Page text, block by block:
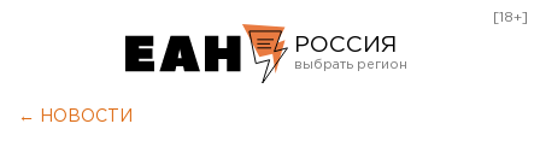
РОССИЯ
[18+]
← НОВОСТИ